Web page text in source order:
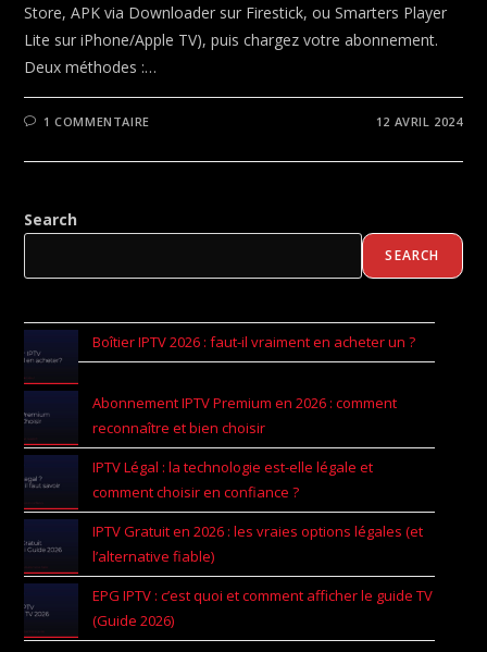
Store, APK via Downloader sur Firestick, ou Smarters Player
Lite sur iPhone/Apple TV), puis chargez votre abonnement.
Deux méthodes :…
1 COMMENTAIRE 12 AVRIL 2024
Search
SEARCH
Boîtier IPTV 2026 : faut-il vraiment en acheter un ?
Abonnement IPTV Premium en 2026 : comment
reconnaître et bien choisir
IPTV Légal : la technologie est-elle légale et
comment choisir en confiance ?
IPTV Gratuit en 2026 : les vraies options légales (et
l’alternative fiable)
EPG IPTV : c’est quoi et comment afficher le guide TV
(Guide 2026)